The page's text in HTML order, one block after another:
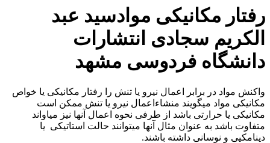
رفتار مکانیکی موادسید عبد
الکریم سجادی انتشارات
دانشگاه فردوسی مشهد
واکنش مواد در برابر اعمال نیرو یا تنش را رفتار مکانیکی یا خواص
مکانیکی مواد میگویند منشاءاعمال نیرو یا تنش ممکن است
مکانیکی یا حرارتی باشد از طرفی نحوه اعمال آنها نیز میاواند
متفاوت باشد به عنوان مثال آنها میتوانند حالت استاتیکی یا
دینامکیی و نوسانی داشته باشند.